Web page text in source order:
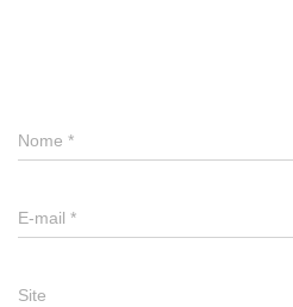
Nome *
E-mail *
Site